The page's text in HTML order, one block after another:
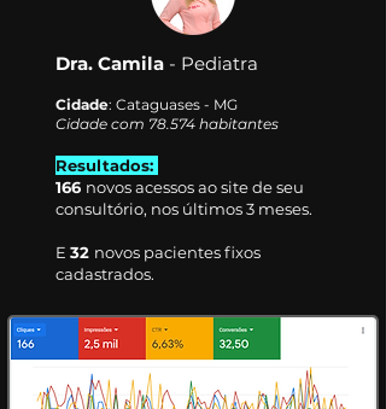
Dra. Camila - Pediatra
Cidade: Cataguases - MG
Cidade com 78.574 habitantes
Resultados:
166 novos acessos ao site de seu
consultório, nos últimos 3 meses.
E 32 novos pacientes fixos
cadastrados.